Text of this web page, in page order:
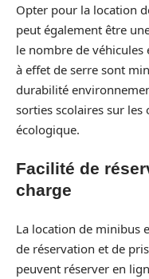
Opter pour la location
peut également être
le nombre de véhicules
à effet de serre sont
durabilité
sorties scolaires sur
écologique.
Facilité de
charge
La location de minibus
de réservation et de
peuvent réserver en